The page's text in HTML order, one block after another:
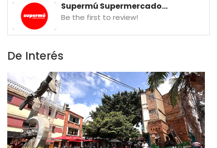
Supermú Supermercado...
Be the first to review!
De Interés